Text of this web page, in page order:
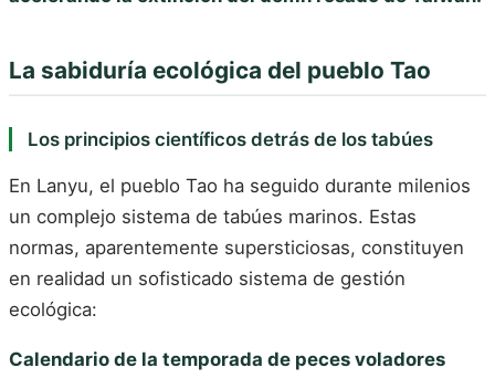
La sabiduría ecológica del pueblo Tao
Los principios científicos detrás de los tabúes
En Lanyu, el pueblo Tao ha seguido durante milenios
un complejo sistema de tabúes marinos. Estas
normas, aparentemente supersticiosas, constituyen
en realidad un sofisticado sistema de gestión
ecológica:
Calendario de la temporada de peces voladores